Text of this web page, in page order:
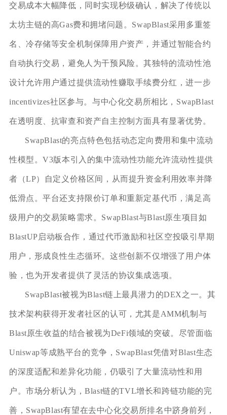
交易成本大幅降低，同时实现秒级确认，解决了传统以
太坊主链的高Gas费和拥堵问题。SwapBlast采用多重签
名、冷存储等安全机制保障用户资产，并通过智能合约
自动执行交易，避免人为干预风险。其独特的流动性池
设计允许用户通过提供流动性赚取手续费分红，进一步
incentivizes社区参与。与中心化交易所相比，SwapBlast
在透明度、抗审查和资产自主控制方面具有显著优势。
SwapBlast的亮点特色包括动态定向费用和集中流动
性模型。V3版本引入的集中流动性功能允许流动性提供
者（LP）自定义价格区间，从而提升资金利用效率并降
低滑点。平台还支持限价订单和重新定基代币，满足高
级用户的交易策略需求。SwapBlast与Blast原生项目如
BlastUP启动板合作，通过代币激励和社区空投吸引早期
用户，形成良性生态循环。这些创新不仅增强了用户体
验，也为开发者提供了灵活的协议集成选项。
SwapBlast被视为Blast链上最具潜力的DEX之一。其
技术架构获得开发者社区的认可，尤其是AMM机制与
Blast原生收益的结合被视为DeFi领域的突破。尽管面临
Uniswap等成熟平台的竞争，SwapBlast凭借对Blast生态
的深度适配和差异化功能，仍吸引了大量流动性和用
户。市场分析认为，Blast链的TVL增长和跨链功能的完
善，SwapBlast有望在去中心化交易所排名中跻身前列，